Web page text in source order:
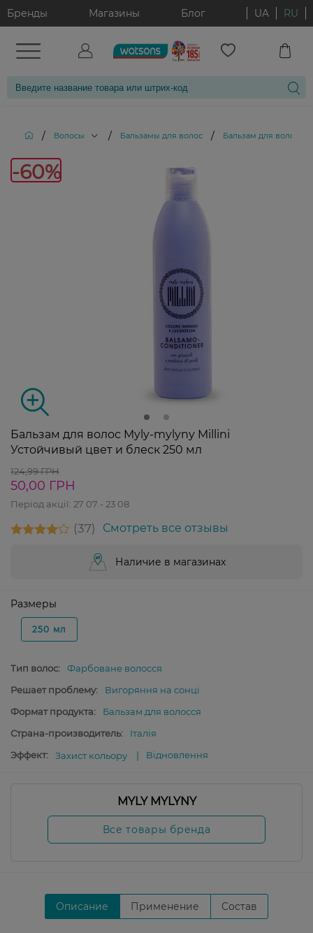
Бренды Магазины Блог UA RU
/ Волосы / Бальзамы для волос / Бальзам для волос
-60%
Бальзам для волос Myly-mylyny Millini
Устойчивый цвет и блеск 250 мл
124,99 ГРН
50,00 ГРН
Період акції: 27 07 - 23 08
37 Смотреть все отзывы
Наличие в магазинах
Размеры
250 мл
Тип волос:
Фарбоване волосся
Решает проблему:
Вигоряння на сонці
Формат продукта:
Бальзам для волосся
Страна-производитель:
Італія
Эффект:
Захист кольору Відновлення
MYLY MYLYNY
Все товары бренда
Описание Применение Состав